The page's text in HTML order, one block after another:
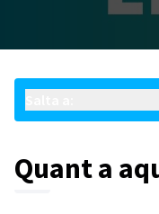
Quant a